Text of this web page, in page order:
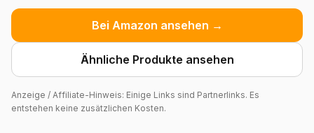
Bei Amazon ansehen →
Ähnliche Produkte ansehen
Anzeige / Affiliate-Hinweis: Einige Links sind Partnerlinks. Es
entstehen keine zusätzlichen Kosten.